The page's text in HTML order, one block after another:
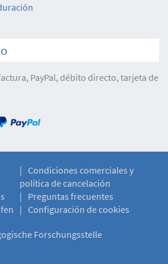
PayPal, débito directo, tarjeta de
Condiciones comerciales y
política de cancelación
Preguntas frecuentes
Configuración de cookies
Forschungsstelle